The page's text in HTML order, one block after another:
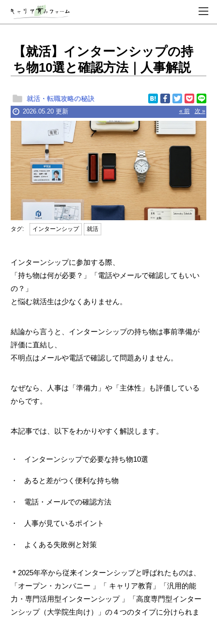
【就活】インターンシップの持
ち物10選と確認方法｜人事解説
就活・転職攻略の秘訣
2026.05.20 更新 次 »
« 前
インターンシップ 就活
インターンシップに参加する際、
「持ち物は何が必要？」「電話やメールで確認してもいい
の？」
と悩む就活生は少なくありません。
結論から言うと、インターンシップの持ち物は事前準備が
評価に直結し、
不明点はメールや電話で確認して問題ありません。
なぜなら、人事は「準備力」や「主体性」も評価している
からです。
本記事では、以下をわかりやすく解説します。
インターンシップで必要な持ち物10選
あると差がつく便利な持ち物
電話・メールでの確認方法
人事が見ているポイント
よくある失敗例と対策
＊2025年卒から従来インターンシップと呼ばれたものは、
「オープン・カンパニー 」「 キャリア教育」「汎用的能
力・専門活用型インターンシップ 」「高度専門型インター
ンシップ（大学院生向け）」の４つのタイプに分けられま